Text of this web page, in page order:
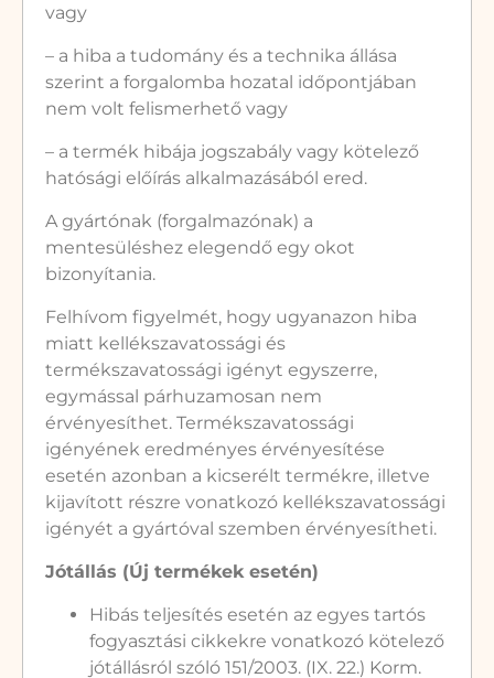
vagy
– a hiba a tudomány és a technika állása
szerint a forgalomba hozatal időpontjában
nem volt felismerhető vagy
– a termék hibája jogszabály vagy kötelező
hatósági előírás alkalmazásából ered.
A gyártónak (forgalmazónak) a
mentesüléshez elegendő egy okot
bizonyítania.
Felhívom figyelmét, hogy ugyanazon hiba
miatt kellékszavatossági és
termékszavatossági igényt egyszerre,
egymással párhuzamosan nem
érvényesíthet. Termékszavatossági
igényének eredményes érvényesítése
esetén azonban a kicserélt termékre, illetve
kijavított részre vonatkozó kellékszavatossági
igényét a gyártóval szemben érvényesítheti.
Jótállás (Új termékek esetén)
Hibás teljesítés esetén az egyes tartós
fogyasztási cikkekre vonatkozó kötelező
jótállásról szóló 151/2003. (IX. 22.) Korm.